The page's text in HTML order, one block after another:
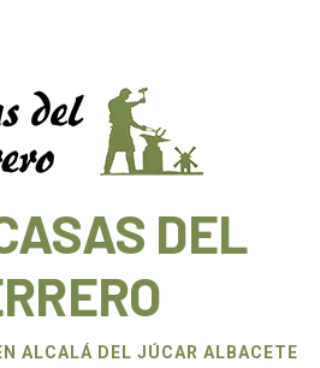
DEL
ALCALÁ DEL JÚCAR ALBACETE